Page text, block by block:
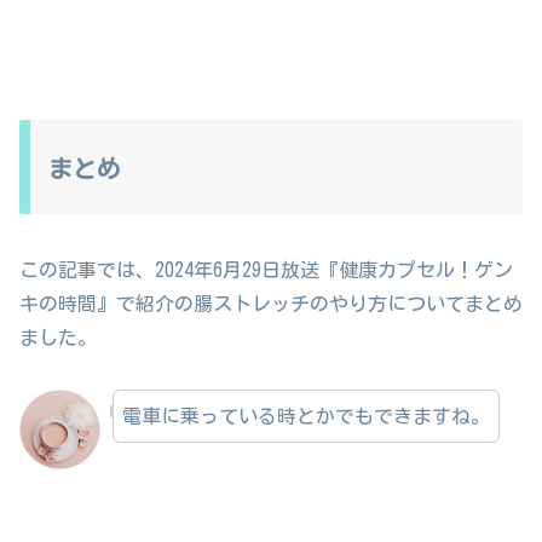
まとめ
この記事では、2024年6月29日放送『健康カプセル！ゲン
キの時間』で紹介の腸ストレッチのやり方についてまとめ
ました。
電車に乗っている時とかでもできますね。